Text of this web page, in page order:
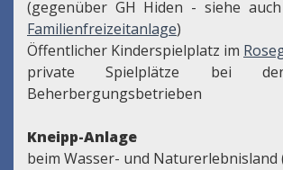
(gegenüber GH Hiden - siehe auch
Familienfreizeitanlage)
Öffentlicher Kinderspielplatz im
private Spielplätze bei
Beherbergungsbetrieben
Kneipp-Anlage
beim Wasser- und Naturerlebnisland